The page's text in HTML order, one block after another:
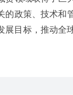
的政策、技术和
展目标，推动全